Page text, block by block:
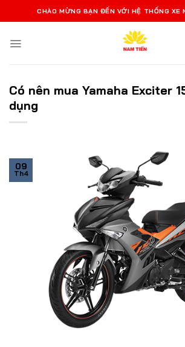
qua
dung
CHÀO MỪNG BẠN ĐẾN VỚI HỆ THỐNG XE
Có nên mua Yamaha Exciter
dụng
09
Th4